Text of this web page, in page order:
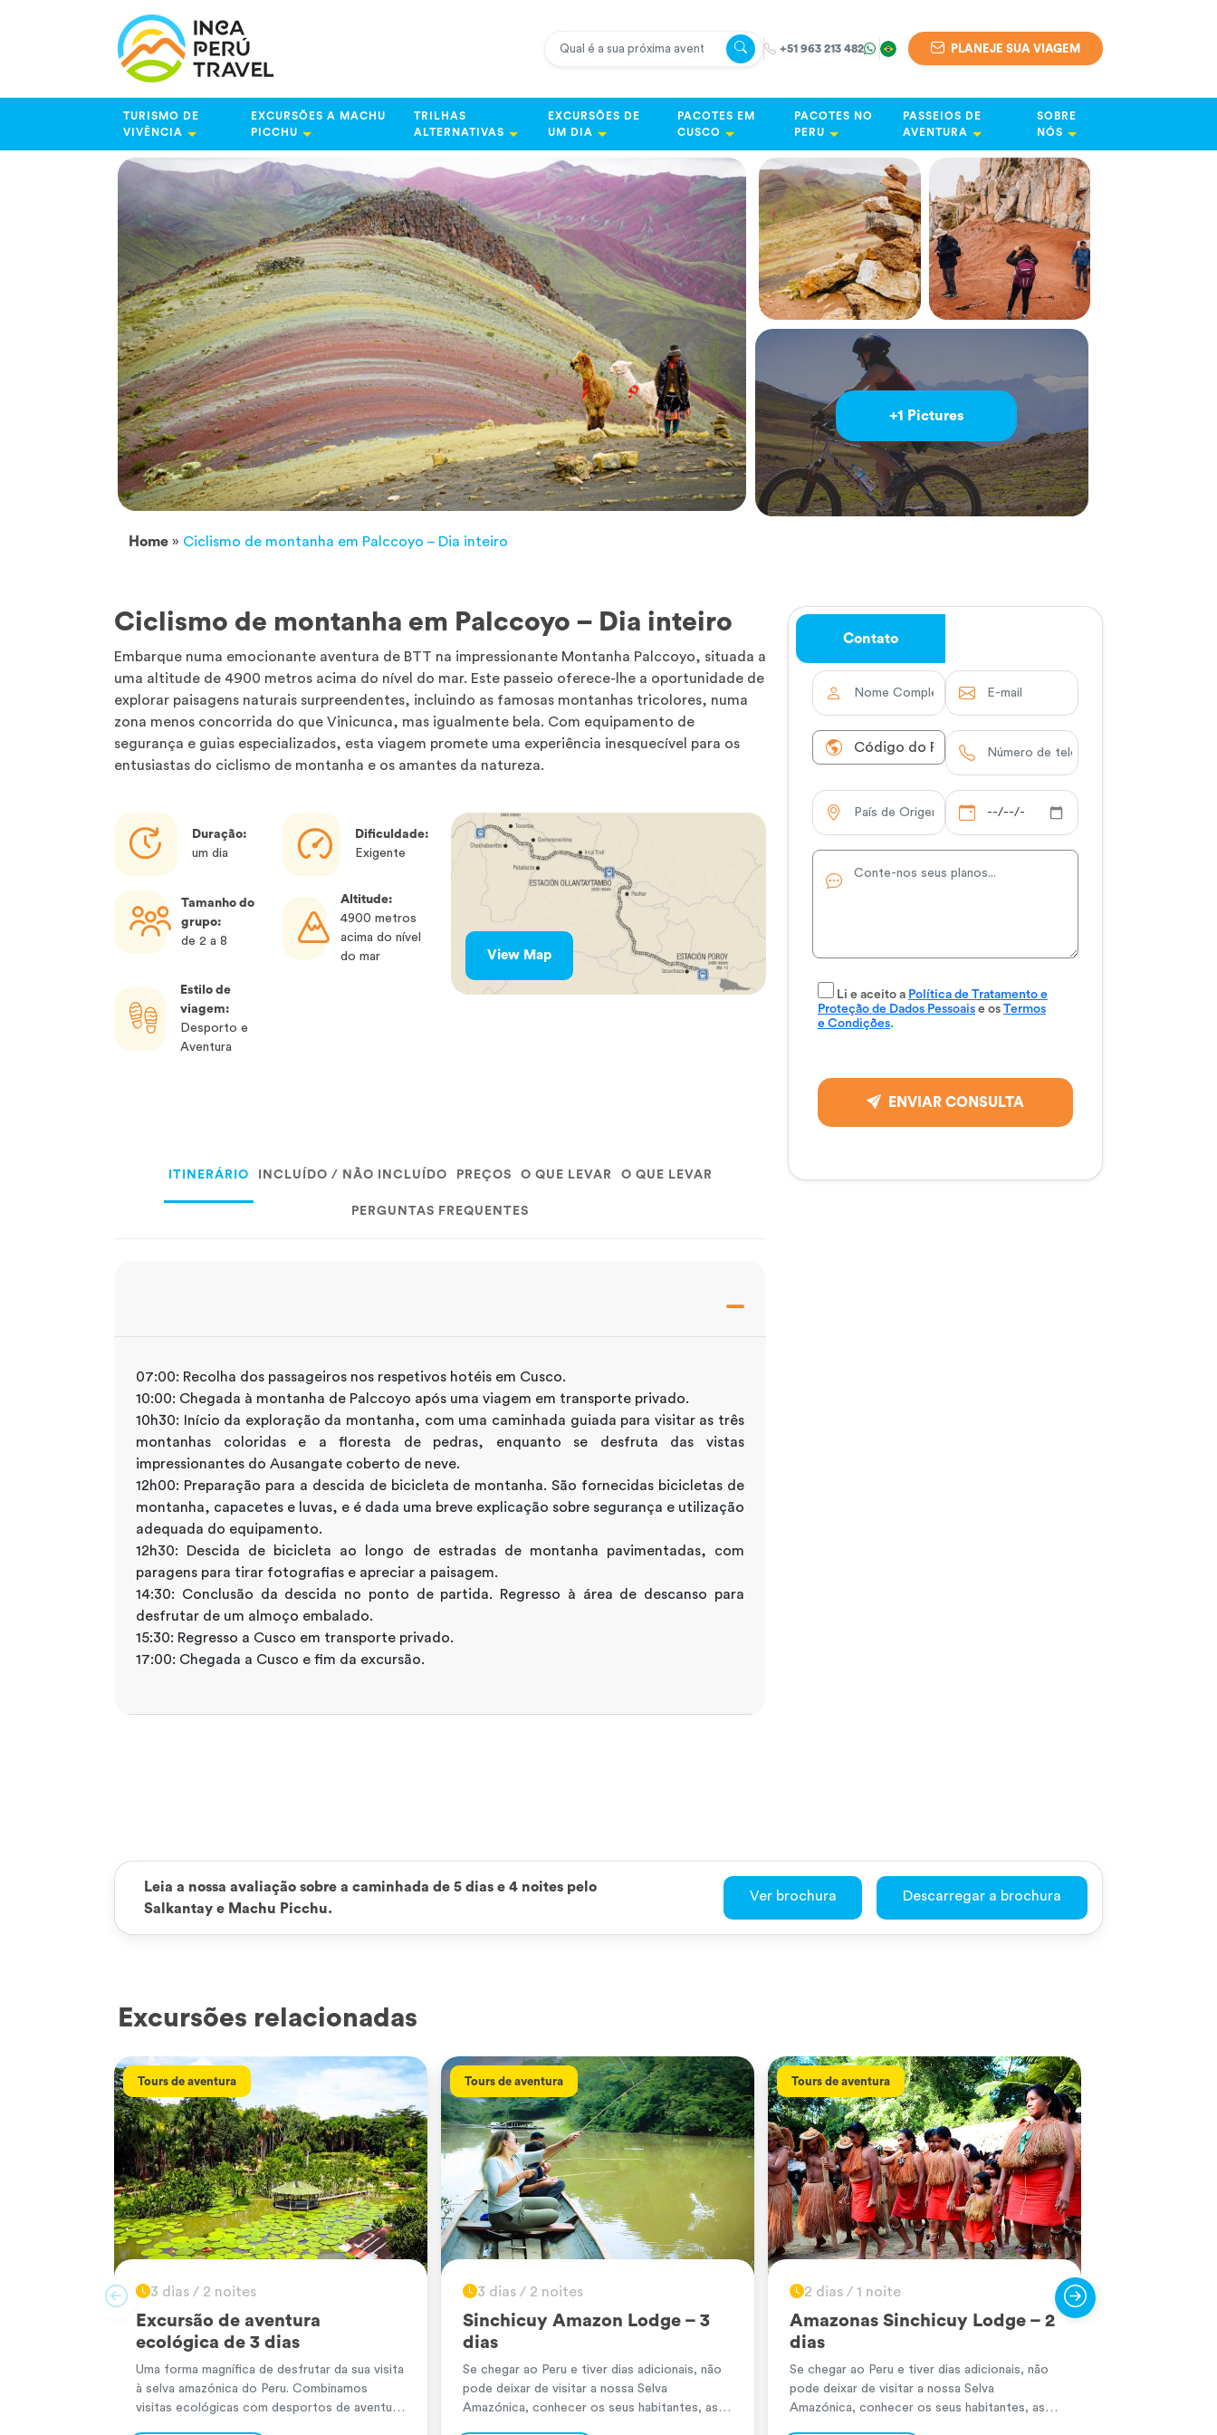
+51 963 213 482 PLANEJE SUA VIAGEM
TURISMO DE
VIVÊNCIA
EXCURSÕES A MACHU
PICCHU
TRILHAS
ALTERNATIVAS
EXCURSÕES DE
UM DIA
PACOTES EM
CUSCO
PACOTES NO
PERU
PASSEIOS DE
AVENTURA
SOBRE
NÓS
+1 Pictures
Home » Ciclismo de montanha em Palccoyo – Dia inteiro
Ciclismo de montanha em Palccoyo – Dia inteiro
Embarque numa emocionante aventura de BTT na impressionante Montanha Palccoyo, situada a
uma altitude de 4900 metros acima do nível do mar. Este passeio oferece-lhe a oportunidade de
explorar paisagens naturais surpreendentes, incluindo as famosas montanhas tricolores, numa
zona menos concorrida do que Vinicunca, mas igualmente bela. Com equipamento de
segurança e guias especializados, esta viagem promete uma experiência inesquecível para os
entusiastas do ciclismo de montanha e os amantes da natureza.
Duração:
um dia
Dificuldade:
Exigente
Tamanho do
grupo:
de 2 a 8
Altitude:
4900 metros
acima do nível
do mar
Estilo de
viagem:
Desporto e
Aventura
View Map
ITINERÁRIO INCLUÍDO / NÃO INCLUÍDO PREÇOS O QUE LEVAR O QUE LEVAR
PERGUNTAS FREQUENTES
07:00: Recolha dos passageiros nos respetivos hotéis em Cusco.
10:00: Chegada à montanha de Palccoyo após uma viagem em transporte privado.
10h30: Início da exploração da montanha, com uma caminhada guiada para visitar as três
montanhas coloridas e a floresta de pedras, enquanto se desfruta das vistas
impressionantes do Ausangate coberto de neve.
12h00: Preparação para a descida de bicicleta de montanha. São fornecidas bicicletas de
montanha, capacetes e luvas, e é dada uma breve explicação sobre segurança e utilização
adequada do equipamento.
12h30: Descida de bicicleta ao longo de estradas de montanha pavimentadas, com
paragens para tirar fotografias e apreciar a paisagem.
14:30: Conclusão da descida no ponto de partida. Regresso à área de descanso para
desfrutar de um almoço embalado.
15:30: Regresso a Cusco em transporte privado.
17:00: Chegada a Cusco e fim da excursão.
Contato
Li e aceito a Política de Tratamento e
Proteção de Dados Pessoais e os Termos
e Condições.
ENVIAR CONSULTA
Leia a nossa avaliação sobre a caminhada de 5 dias e 4 noites pelo
Salkantay e Machu Picchu.
Ver brochura Descarregar a brochura
Excursões relacionadas
Tours de aventura
3 dias / 2 noites
Excursão de aventura
ecológica de 3 dias
Uma forma magnífica de desfrutar da sua visita
à selva amazónica do Peru. Combinamos
visitas ecológicas com desportos de aventura
Tours de aventura
3 dias / 2 noites
Sinchicuy Amazon Lodge – 3
dias
Se chegar ao Peru e tiver dias adicionais, não
pode deixar de visitar a nossa Selva
Amazónica, conhecer os seus habitantes, as
Tours de aventura
2 dias / 1 noite
Amazonas Sinchicuy Lodge – 2
dias
Se chegar ao Peru e tiver dias adicionais, não
pode deixar de visitar a nossa Selva
Amazónica, conhecer os seus habitantes, as